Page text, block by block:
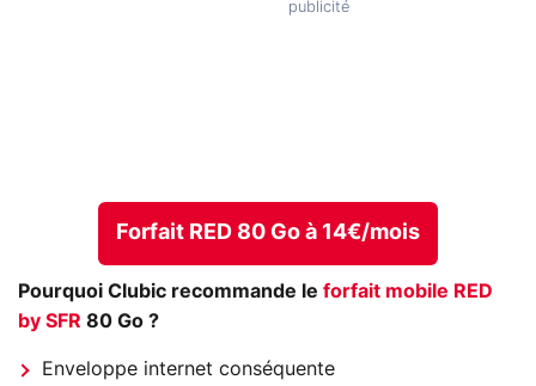
Forfait RED 80 Go à 14€/mois
Pourquoi Clubic recommande le forfait mobile RED
by SFR 80 Go ?
Enveloppe internet conséquente